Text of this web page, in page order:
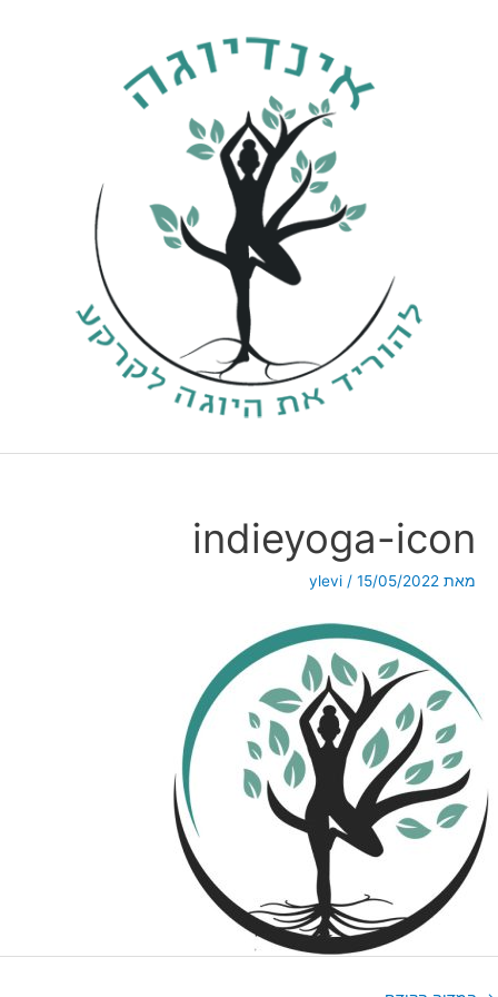
indieyoga-icon
מאת ylevi / 15/05/2022